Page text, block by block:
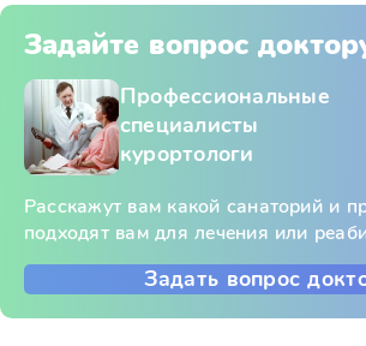
Задайте вопрос
Профессиональные
специалисты
курортологи
Расскажут вам какой санаторий и
подходят вам для лечения или
Задать вопрос